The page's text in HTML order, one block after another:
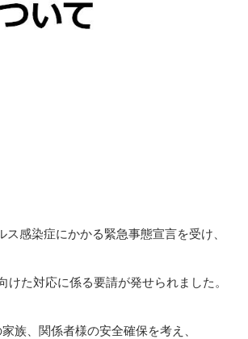
感染症にかかる緊急事態宣言を受け、
た対応に係る要請が発せられました。
族、関係者様の安全確保を考え、